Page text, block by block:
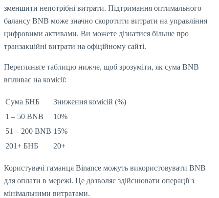
зменшити непотрібні витрати. Підтримання оптимального
балансу BNB може значно скоротити витрати на управління
цифровими активами. Ви можете дізнатися більше про
транзакційні витрати на офіційному сайті.
Перегляньте таблицю нижче, щоб зрозуміти, як сума BNB
впливає на комісії:
Сума БНБ
Зниження комісій (%)
1 – 50 BNB
10%
51 – 200 BNB 15%
201+ БНБ
20+
Користувачі гаманця Binance можуть використовувати BNB
для оплати в мережі. Це дозволяє здійснювати операції з
мінімальними витратами.